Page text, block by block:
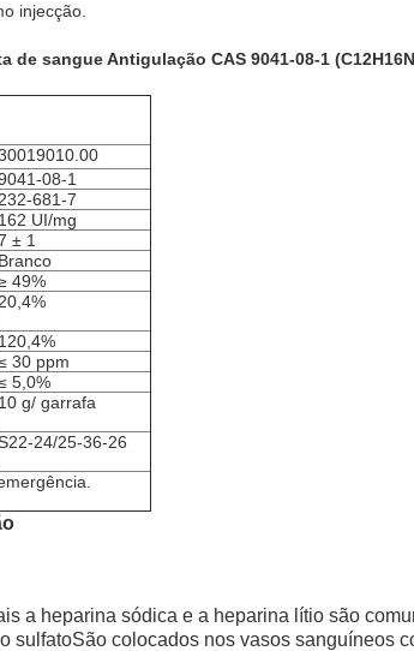
injecção.
sangue Antigulação CAS 9041-08-1
08-1
232-681-7
162 UI/mg
± 1
Branco
49%
20,4%
120,4%
30 ppm
5,0%
10 g/ garrafa
24/25-36-26
a heparina sódica e a heparina lítio são
colocados nos vasos sanguíneos